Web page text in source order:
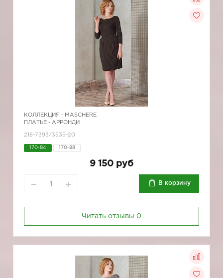
КОЛЛЕКЦИЯ - MASCHERE
ПЛАТЬЕ - АРРОНДИ
218-7393/3535-20
170-84 170-88
9 150 руб
В корзину
Читать отзывы 0